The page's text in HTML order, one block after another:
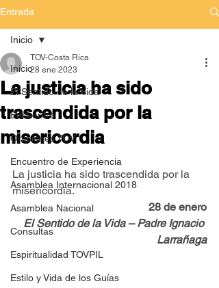
Entrada
Inicio
El Sentido de la Vida
Encuentro
Oraciones TOV
Encuentro de Experiencia
Asamblea Internacional 2018
Asamblea Nacional
Consultas
Espiritualidad TOVPIL
Estilo y Vida de los Guías
Inicio
La justicia ha sido
trascendida por la
misericordia
TOV-Costa Rica
28 ene 2023
La justicia ha sido trascendida por la
misericordia.
28 de enero
El Sentido de la Vida – Padre Ignacio
Larrañaga